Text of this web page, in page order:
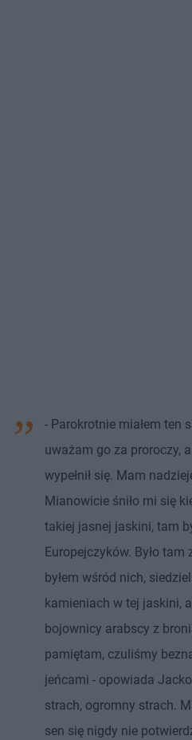
- Parokrotnie miałem ten
uważam go za proroczy,
wypełnił się. Mam
Mianowicie śniło mi się
takiej jasnej jaskini, tam
Europejczyków. Było tam
byłem wśród nich,
kamieniach w tej jaskini,
bojownicy arabscy z
pamiętam, czuliśmy
jeńcami - opowiada
strach, ogromny strach.
sen się nigdy nie